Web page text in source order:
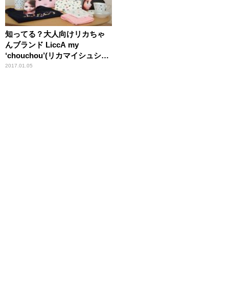
知ってる？大人向けリカちゃ
んブランド LiccA my
‘chouchou’(リカマイシュシュ)
【本仮屋ユイカ笑顔のココロ
2017.01.05